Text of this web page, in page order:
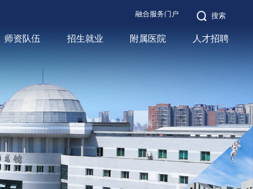
融合服务门户 搜索
师资队伍 招生就业 附属医院 人才招聘